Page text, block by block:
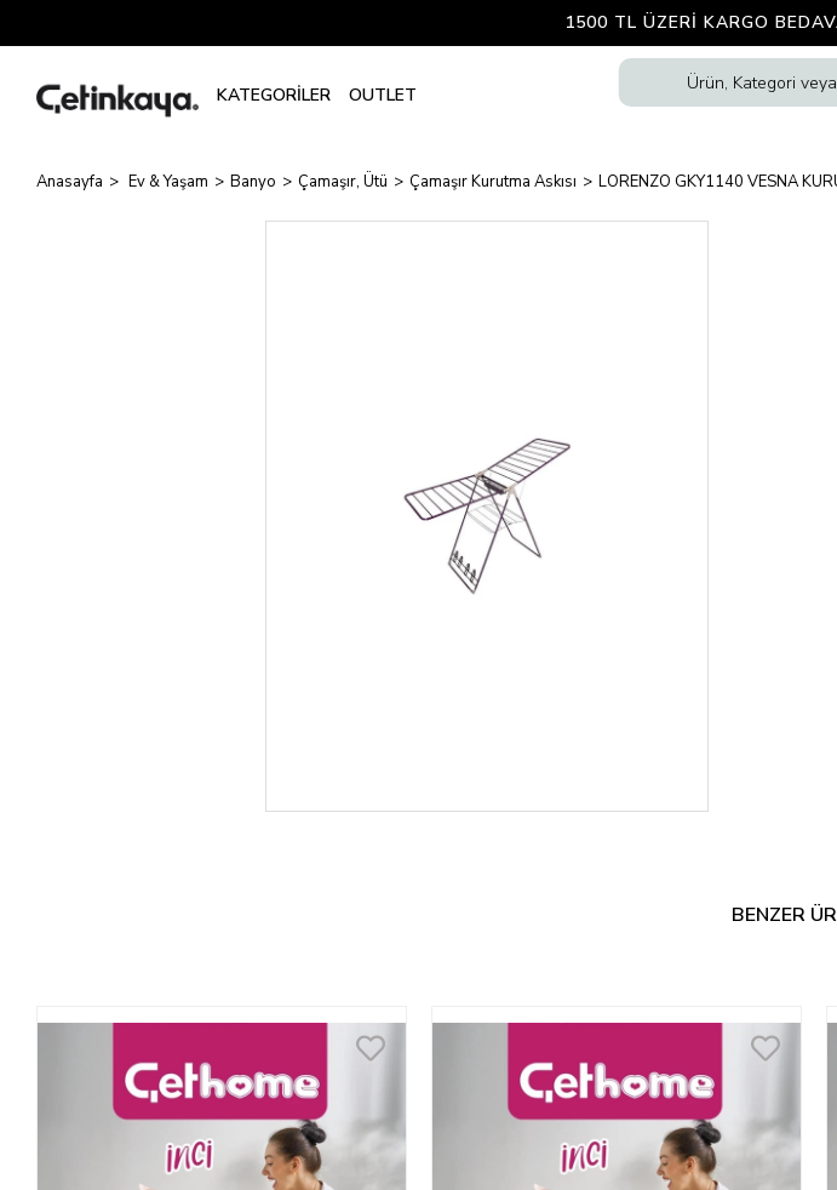
1500 TL ÜZERI KARGO
Anasayfa Ev & Yaşam Banyo Çamaşır, Ütü Çamaşır Kurutma Askısı LORENZO GKY1140 VESNA
BENZER